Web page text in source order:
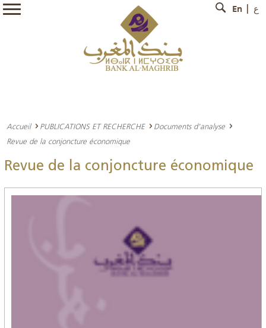
En ع
Accueil PUBLICATIONS ET RECHERCHE
Documents d'analyse
Revue de la conjoncture économique
Revue de la conjoncture économique